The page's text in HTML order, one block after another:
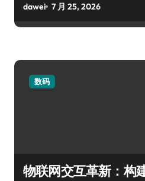
dawei 7 月 25, 2026
数码
物联网交互革新：构